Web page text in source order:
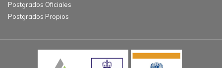
Postgrados Oficiales
Postgrados Propios